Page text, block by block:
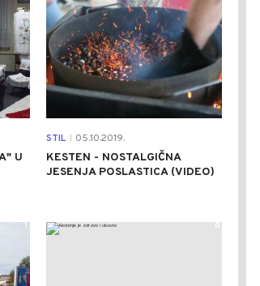
U
STIL 05.10.2019.
KESTEN - NOSTALGIČNA
JESENJA POSLASTICA (VIDEO)
1 0